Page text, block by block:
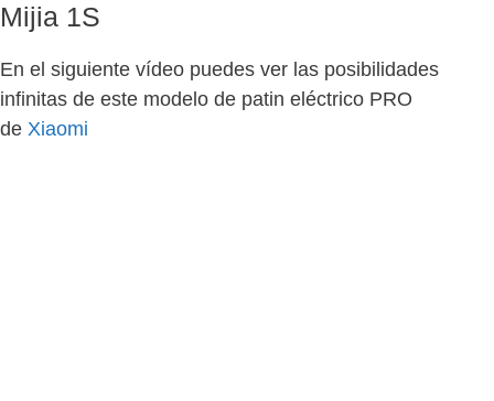
Mijia 1S
En el siguiente vídeo puedes ver las posibilidades
infinitas de este modelo de patin eléctrico PRO
de Xiaomi